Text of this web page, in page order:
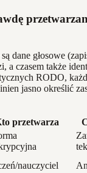
dane głosowe
a czasem także
RODO,
jasno określić
przetwarza
nauczyciel